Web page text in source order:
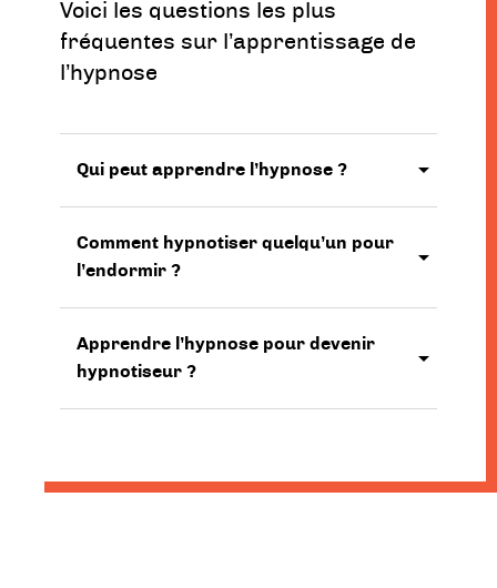
Voici les questions les plus
fréquentes sur l’apprentissage de
l’hypnose
Qui peut apprendre l’hypnose ?
Comment hypnotiser quelqu’un pour
l’endormir ?
Apprendre l’hypnose pour devenir
hypnotiseur ?